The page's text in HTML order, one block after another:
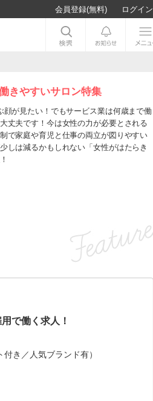
会員登録(無料) ログイン
きやすいサロン特集
が見たい！でもサービス業は何歳まで働
丈夫です！今は女性の力が必要とされる
で家庭や育児と仕事の両立が図りやすい
しは減るかもしれない「女性がはたらき
で働く求人！
き／人気ブランド有）